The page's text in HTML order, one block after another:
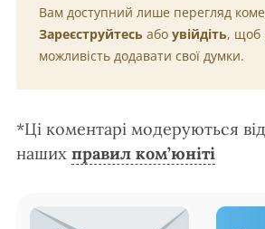
Вам доступний лише перегляд
Зареєструйтесь або увійдіть, щоб
можливість додавати свої думки.
*Ці коментарі модеруються
наших правил ком’юніті